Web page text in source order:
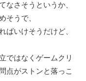
なさそうというか、
そうで、
ばいけそうだけど、
ではなくゲームクリ
点がストンと落っこ